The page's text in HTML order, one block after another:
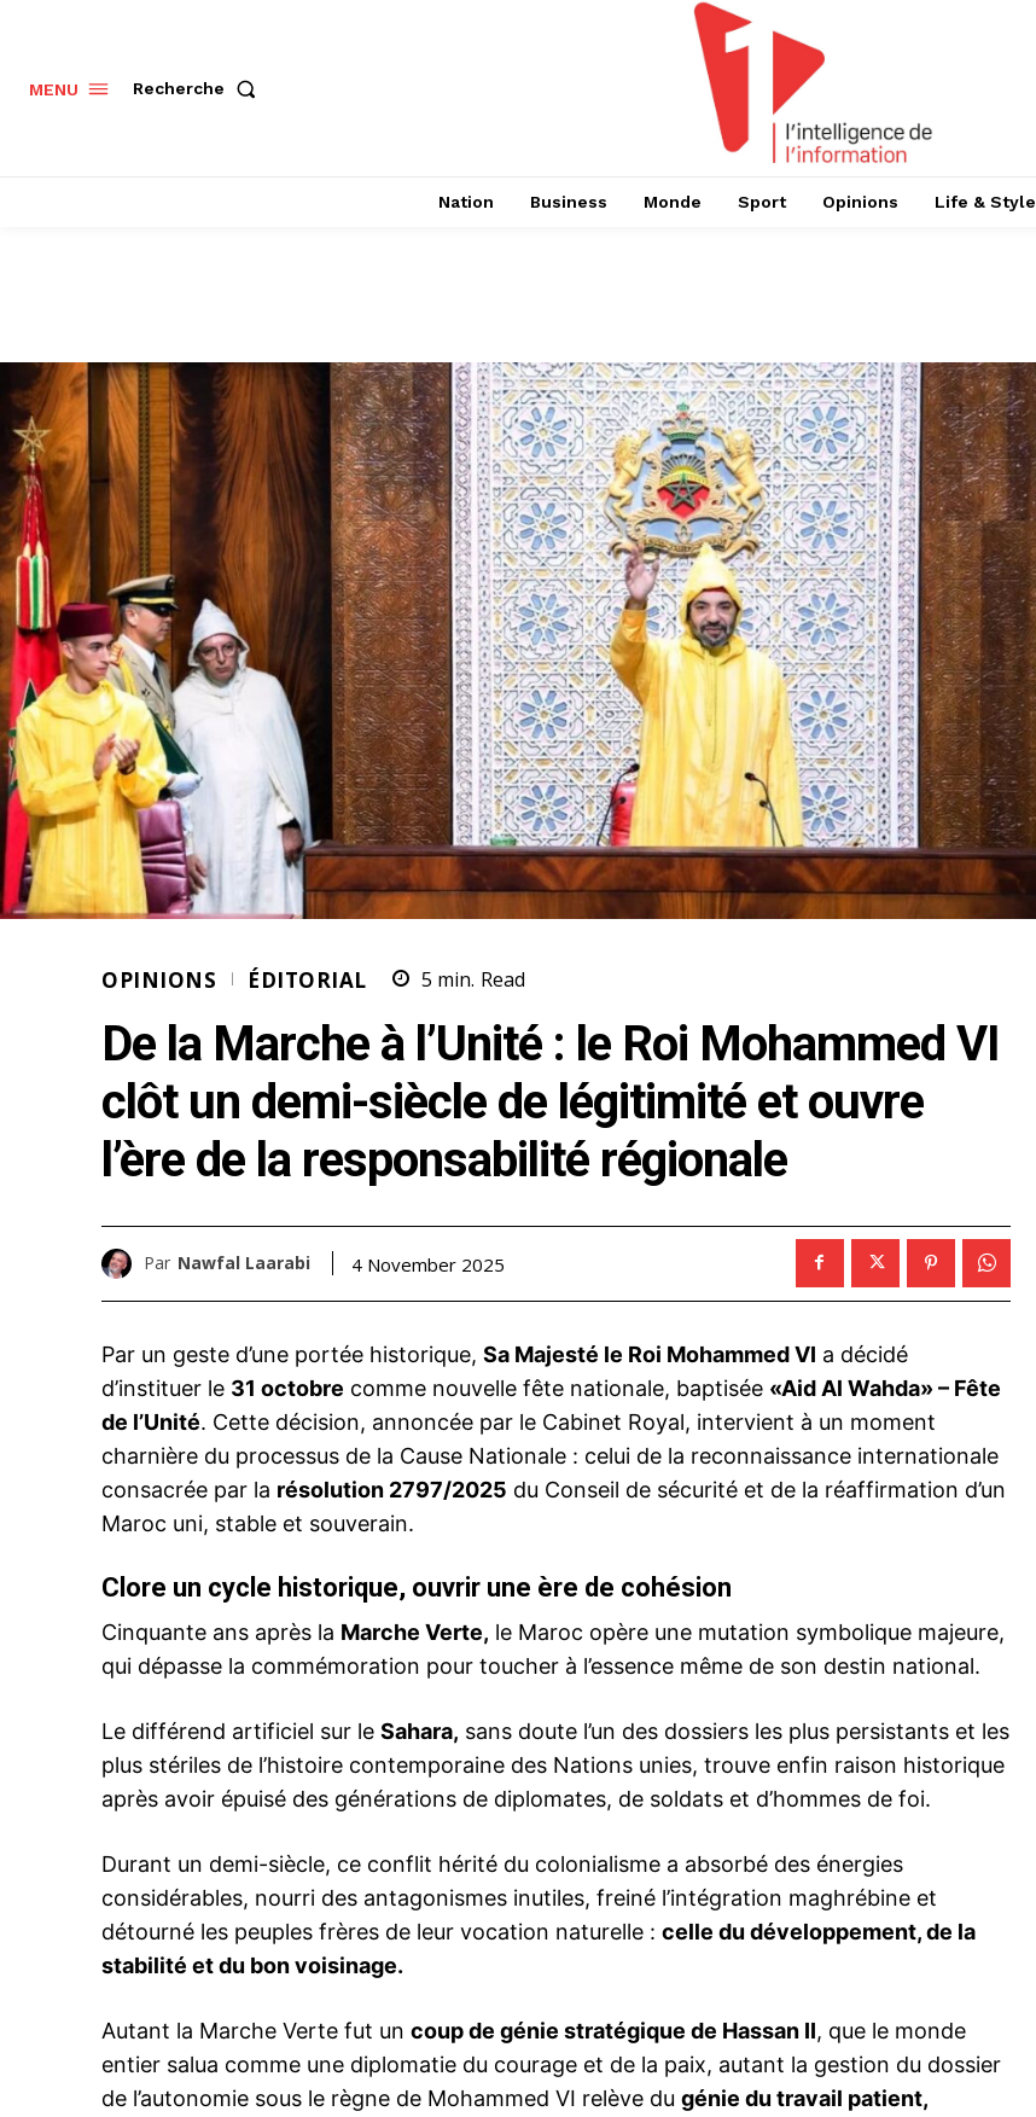
MENU Recherche
Nation Business Monde Sport Opinions Life & Style
OPINIONS ÉDITORIAL 5 min. Read
De la Marche à l’Unité : le Roi Mohammed VI
clôt un demi-siècle de légitimité et ouvre
l’ère de la responsabilité régionale
Par Nawfal Laarabi 4 November 2025
Par un geste d’une portée historique, Sa Majesté le Roi Mohammed VI a décidé
d’instituer le 31 octobre comme nouvelle fête nationale, baptisée «Aid Al Wahda» – Fête
de l’Unité. Cette décision, annoncée par le Cabinet Royal, intervient à un moment
charnière du processus de la Cause Nationale : celui de la reconnaissance internationale
consacrée par la résolution 2797/2025 du Conseil de sécurité et de la réaffirmation d’un
Maroc uni, stable et souverain.
Clore un cycle historique, ouvrir une ère de cohésion
Cinquante ans après la Marche Verte, le Maroc opère une mutation symbolique majeure,
qui dépasse la commémoration pour toucher à l’essence même de son destin national.
Le différend artificiel sur le Sahara, sans doute l’un des dossiers les plus persistants et les
plus stériles de l’histoire contemporaine des Nations unies, trouve enfin raison historique
après avoir épuisé des générations de diplomates, de soldats et d’hommes de foi.
Durant un demi-siècle, ce conflit hérité du colonialisme a absorbé des énergies
considérables, nourri des antagonismes inutiles, freiné l’intégration maghrébine et
détourné les peuples frères de leur vocation naturelle : celle du développement, de la
stabilité et du bon voisinage.
Autant la Marche Verte fut un coup de génie stratégique de Hassan II, que le monde
entier salua comme une diplomatie du courage et de la paix, autant la gestion du dossier
de l’autonomie sous le règne de Mohammed VI relève du génie du travail patient,